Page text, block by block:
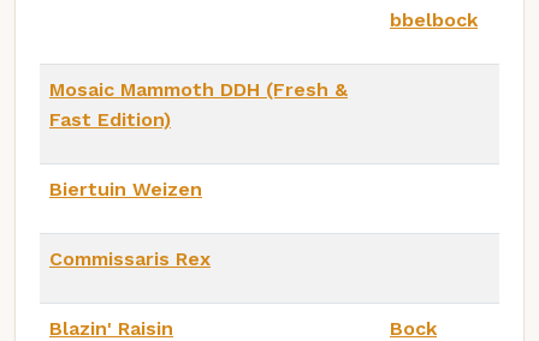
bbelbock
Mosaic Mammoth DDH (Fresh &
Fast Edition)
Biertuin Weizen
Commissaris Rex
Blazin' Raisin Bock